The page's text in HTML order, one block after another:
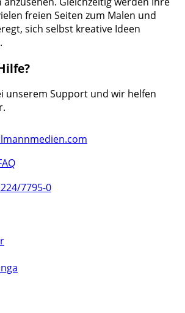
freien Seiten zum Malen und
sich selbst kreative Ideen
unserem Support und wir helfen
7795-0